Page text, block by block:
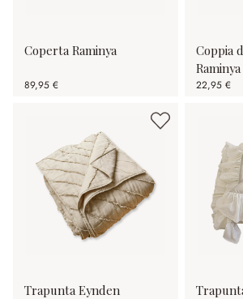
Coperta Raminya
89,95 €
Coppia
Raminya
22,95 €
Trapunta Eynden